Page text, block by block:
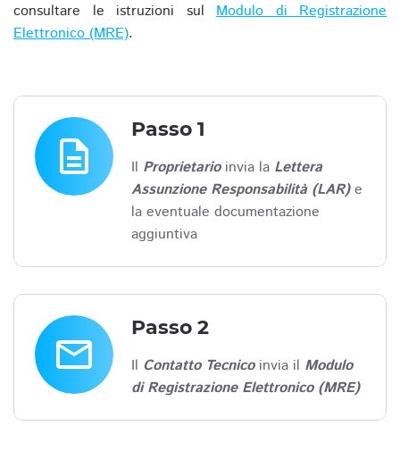
consultare le istruzioni sul Modulo di Registrazione
Elettronico (MRE).
description
Passo 1
Il Proprietarioinvia la Lettera
Assunzione Responsabilità (LAR)e
la eventuale documentazione
aggiuntiva
email
Passo 2
Il Contatto Tecnicoinvia il Modulo
di Registrazione Elettronico (MRE)